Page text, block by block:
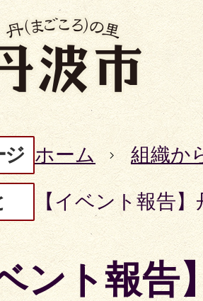
ジ ホーム 組織か
【イベント報告
ント報告